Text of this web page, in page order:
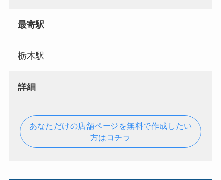
最寄駅
栃木駅
詳細
あなただけの店舗ページを無料で作成したい
方はコチラ